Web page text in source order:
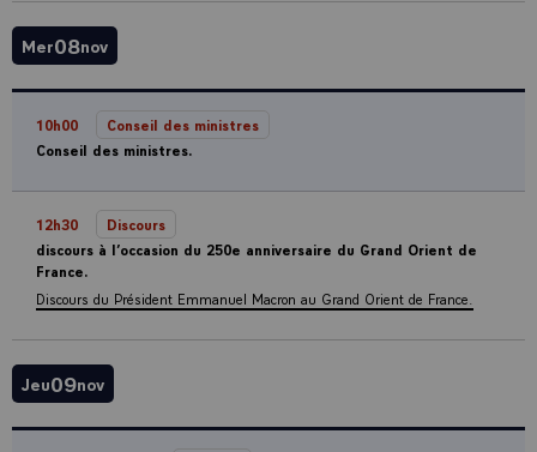
Mer08nov
10h00
Conseil des ministres
Conseil des ministres.
12h30
Discours
discours à l’occasion du 250e anniversaire du Grand Orient de
France.
Discours du Président Emmanuel Macron au Grand Orient de France.
Jeu09nov